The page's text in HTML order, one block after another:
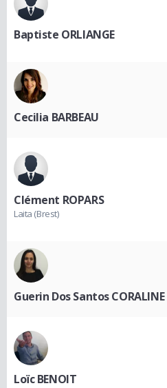
Baptiste ORLIANGE
Cecilia BARBEAU
Clément ROPARS
Laita (Brest)
Guerin Dos Santos CORALINE
Loïc BENOIT